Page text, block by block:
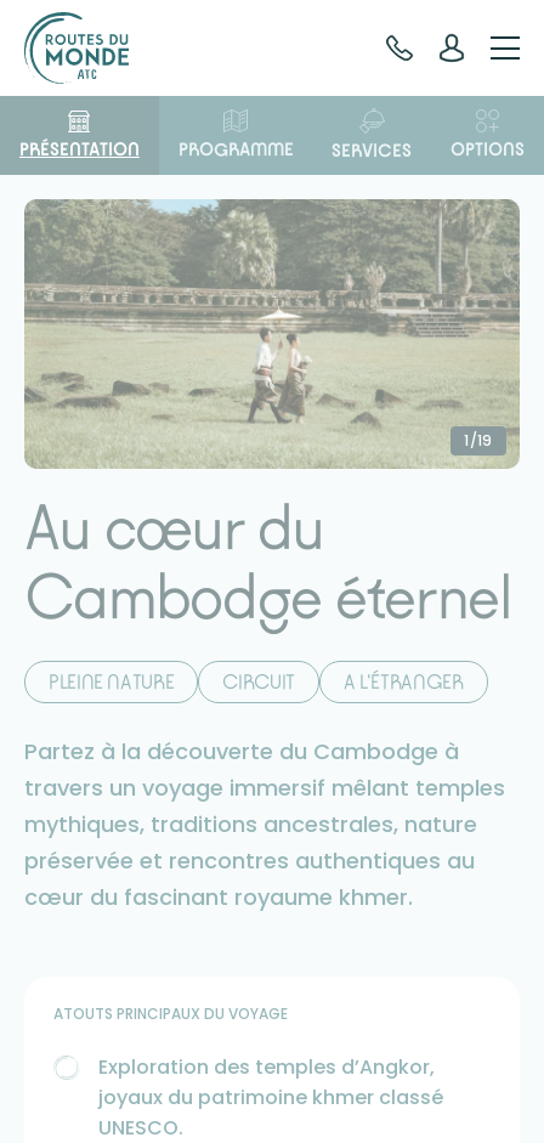
PRÉSENTATION PROGRAMME SERVICES OPTIONS
1/19
Au cœur du
Cambodge éternel
PLEINE NATURE CIRCUIT A L'ÉTRANGER
Partez à la découverte du Cambodge à
travers un voyage immersif mêlant temples
mythiques, traditions ancestrales, nature
préservée et rencontres authentiques au
cœur du fascinant royaume khmer.
ATOUTS PRINCIPAUX DU VOYAGE
Exploration des temples d’Angkor,
joyaux du patrimoine khmer classé
UNESCO.
Panneau de gestion des cookies